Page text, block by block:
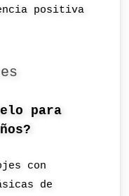
positiva
para
con
de